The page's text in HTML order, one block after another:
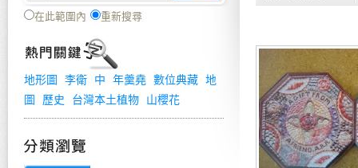
在此範圍內 重新搜尋
地形圖 李衛 中 年羹堯 數位典藏 地
圖
歷史 台灣本土植物 山櫻花